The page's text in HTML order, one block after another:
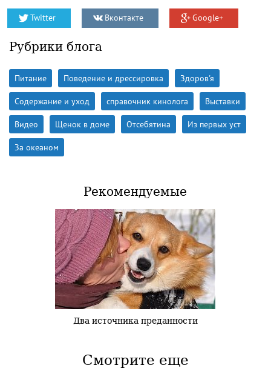
Twitter Вконтакте Google+
Рубрики блога
Питание Поведение и дрессировка Здоров'я
Содержание и уход справочник кинолога Выставки
Видео Щенок в доме Отсебятина Из первых уст
За океаном
Рекомендуемые
Два источника преданности
Смотрите еще